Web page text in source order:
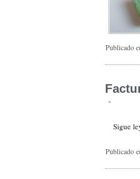
Publicado
Sigue
Publicado